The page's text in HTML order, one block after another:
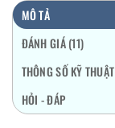
MÔ TẢ
ĐÁNH GIÁ (11)
THÔNG SỐ KỸ THUẬT
HỎI - ĐÁP